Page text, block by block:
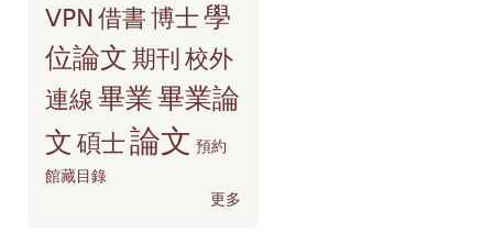
VPN借書博士學
位論文 期刊 校外
連線 畢業畢業論
文 碩士論文 預約
館藏目錄
更多